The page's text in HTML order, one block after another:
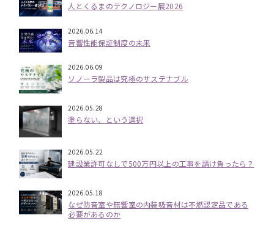
人とくるまのテクノロジー展2026
2026.06.14
音響性能保証制度の未来
2026.06.09
ソノーラ製品は究極のサステナブル
2026.05.28
塗らない、という選択
2026.05.22
建設業許可なしで500万円以上の工事を請け負ったら？
2026.05.18
なぜ防音室や無響室の内装吸音材は不燃認定品である
必要があるのか